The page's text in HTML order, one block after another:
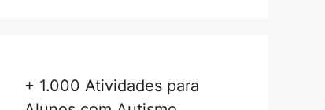
+ 1.000 Atividades para